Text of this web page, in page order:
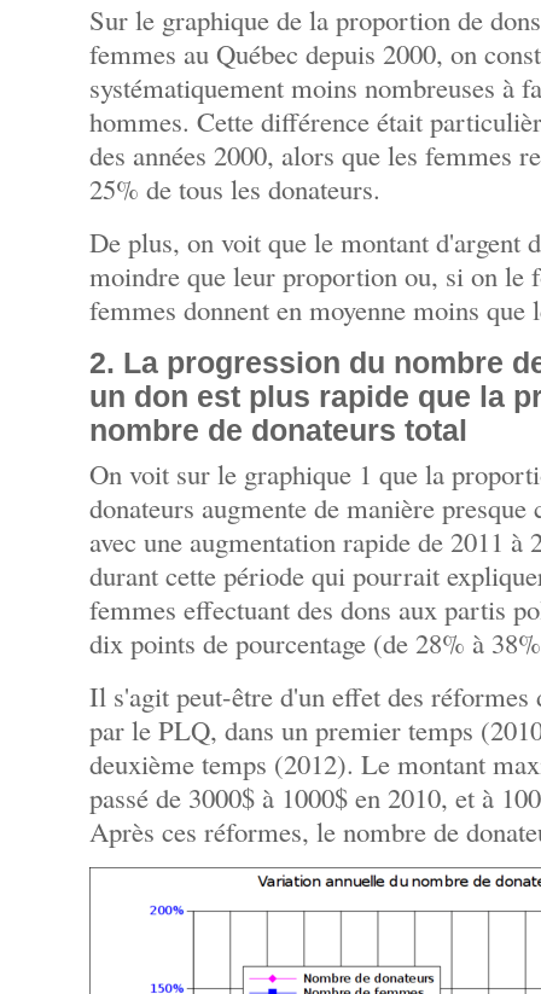
Sur le graphique de la proportion de
femmes au Québec depuis 2000, on
systématiquement moins nombreuses à
hommes. Cette différence était
des années 2000, alors que les femmes
25% de tous les donateurs.
De plus, on voit que le montant d'argent
moindre que leur proportion ou, si on le
femmes donnent en moyenne moins que
2. La progression du nombre
un don est plus rapide que la
nombre de donateurs total
On voit sur le graphique 1 que la
donateurs augmente de manière
avec une augmentation rapide de 2011 à
durant cette période qui pourrait
femmes effectuant des dons aux partis
dix points de pourcentage (de 28% à
Il s'agit peut-être d'un effet des réformes
par le PLQ, dans un premier temps
deuxième temps (2012). Le montant
passé de 3000$ à 1000$ en 2010, et à
Après ces réformes, le nombre de